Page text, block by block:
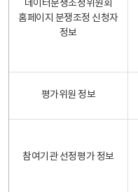
데이터분쟁조정위원회
홈페이지 분쟁조정 신청자
정보
평가위원 정보
참여기관 선정평가 정보